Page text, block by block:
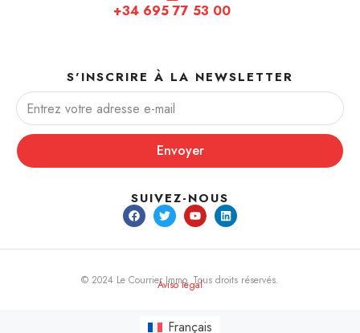
+34 695 77 53 00
S'INSCRIRE À LA NEWSLETTER
Envoyer
SUIVEZ-NOUS
© 2024 Le Courrier Immo. Tous droits réservés.
Aviso legal
Français